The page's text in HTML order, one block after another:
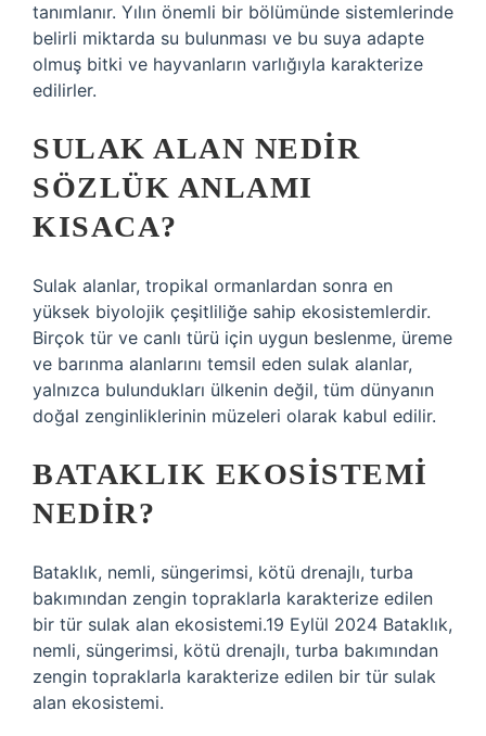
tanımlanır. Yılın önemli bir bölümünde sistemlerinde
belirli miktarda su bulunması ve bu suya adapte
olmuş bitki ve hayvanların varlığıyla karakterize
edilirler.
SULAK ALAN NEDIR
SÖZLÜK ANLAMI
KISACA?
Sulak alanlar, tropikal ormanlardan sonra en
yüksek biyolojik çeşitliliğe sahip ekosistemlerdir.
Birçok tür ve canlı türü için uygun beslenme, üreme
ve barınma alanlarını temsil eden sulak alanlar,
yalnızca bulundukları ülkenin değil, tüm dünyanın
doğal zenginliklerinin müzeleri olarak kabul edilir.
BATAKLIK EKOSISTEMI
NEDIR?
Bataklık, nemli, süngerimsi, kötü drenajlı, turba
bakımından zengin topraklarla karakterize edilen
bir tür sulak alan ekosistemi.19 Eylül 2024 Bataklık,
nemli, süngerimsi, kötü drenajlı, turba bakımından
zengin topraklarla karakterize edilen bir tür sulak
alan ekosistemi.